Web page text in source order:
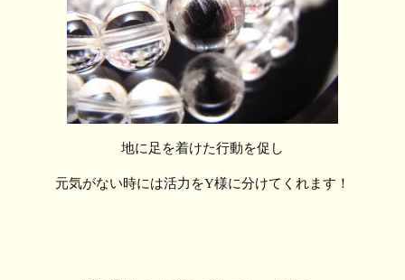
地に足を着けた行動を促し
元気がない時には活力をY様に分けてくれます！